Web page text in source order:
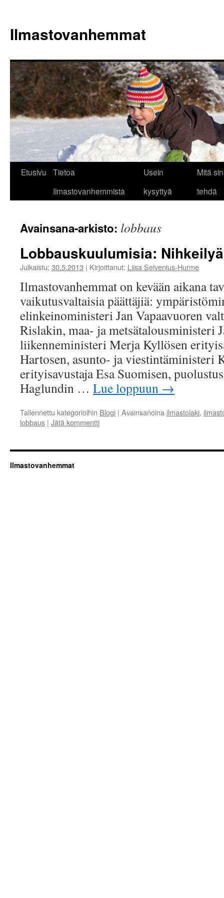
Ilmastovanhemmat
Etusivu
Tietoa
Ilmastovanhemmista
Usein
kysyttyä
Mitä
tehdä
Avainsana-arkisto: lobbaus
Lobbauskuulumisia:
Julkaistu: 30.5.2013 | Kirjoittanut: Liisa Selvenius-Hurme
Ilmastovanhemmat on kevään aikana
vaikutusvaltaisia päättäjiä:
elinkeinoministeri Jan Vapaavuoren
Rislakin, maa- ja metsätalousministeri
liikenneministeri Merja Kyllösen
Hartosen, asunto- ja viestintäministeri
erityisavustaja Esa Suomisen,
Haglundin … Lue loppuun →
Tallennettu kategorioihin Blogi | Avainsanoina ilmastolaki,
lobbaus | Jätä kommentti
Ilmastovanhemmat